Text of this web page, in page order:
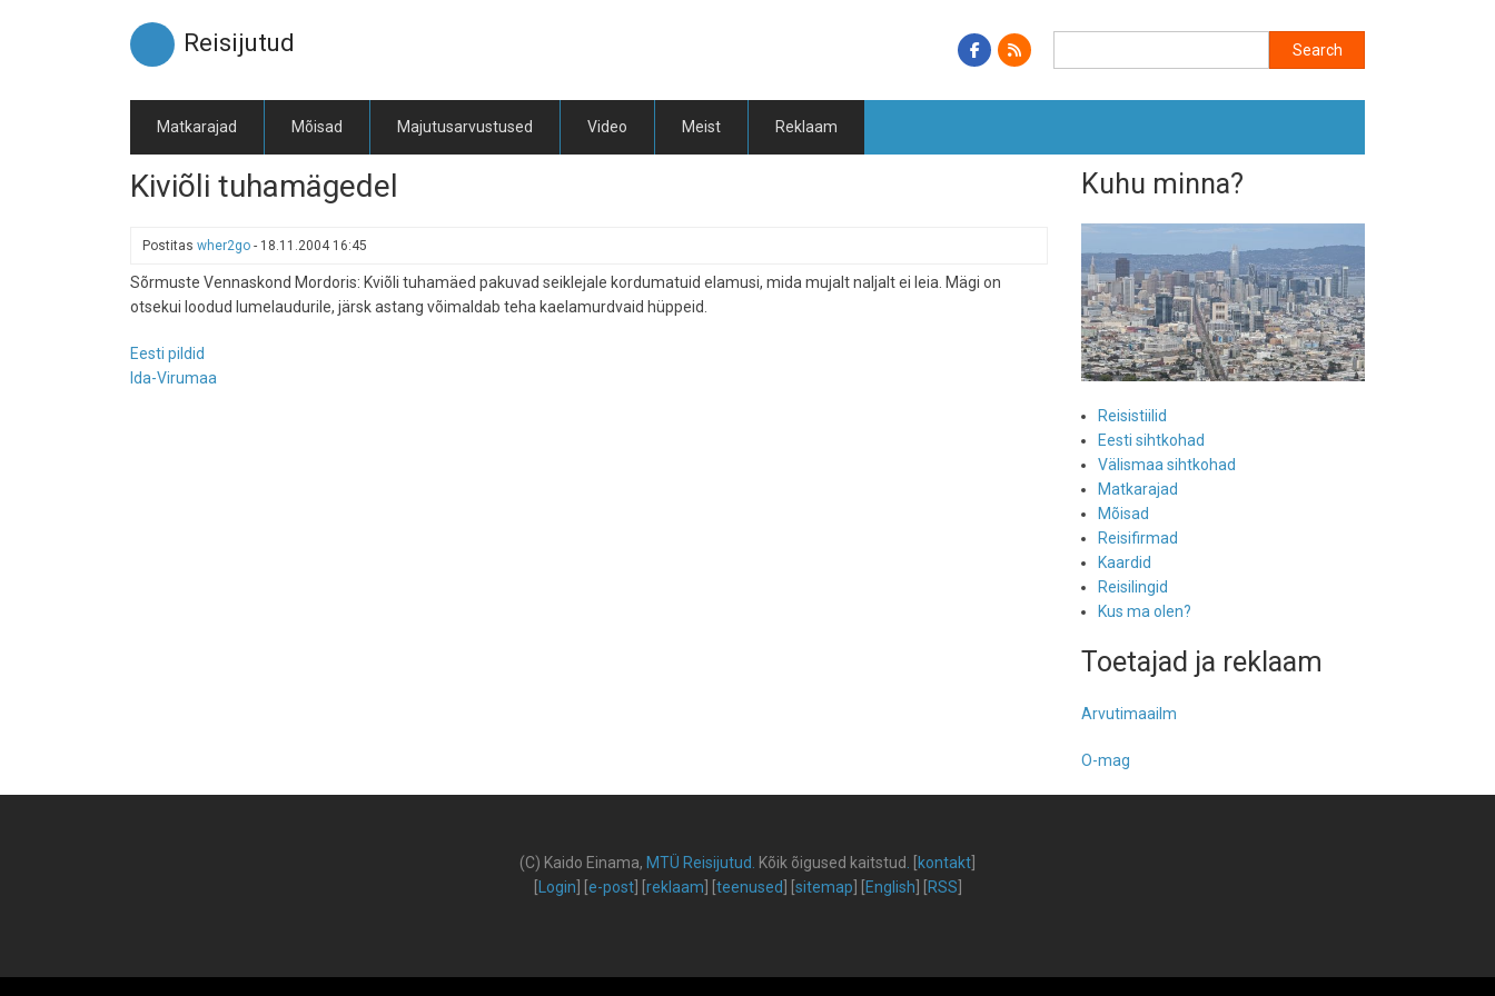
Reisijutud
Matkarajad Mõisad Majutusarvustused Video Meist Reklaam
Kiviõli tuhamägedel
Postitas wher2go - 18.11.2004 16:45
Sõrmuste Vennaskond Mordoris: Kviõli tuhamäed pakuvad seiklejale kordumatuid elamusi, mida mujalt naljalt ei leia. Mägi on
otsekui loodud lumelaudurile, järsk astang võimaldab teha kaelamurdvaid hüppeid.
Eesti pildid
Ida-Virumaa
Kuhu minna?
Reisistiilid
Eesti sihtkohad
Välismaa sihtkohad
Matkarajad
Mõisad
Reisifirmad
Kaardid
Reisilingid
Kus ma olen?
Toetajad ja reklaam
Arvutimaailm
O-mag
(C) Kaido Einama, MTÜ Reisijutud. Kõik õigused kaitstud. kontakt
Login e-post] [ reklaam teenused sitemap English RSS